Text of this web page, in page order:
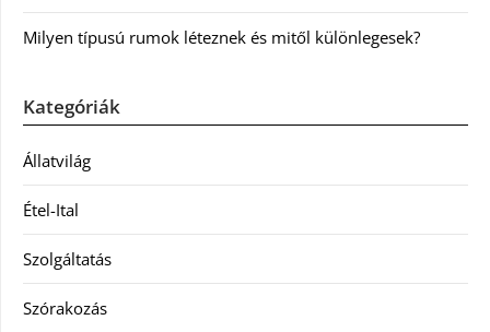
Milyen típusú rumok léteznek és mitől különlegesek?
Kategóriák
Állatvilág
Étel-Ital
Szolgáltatás
Szórakozás